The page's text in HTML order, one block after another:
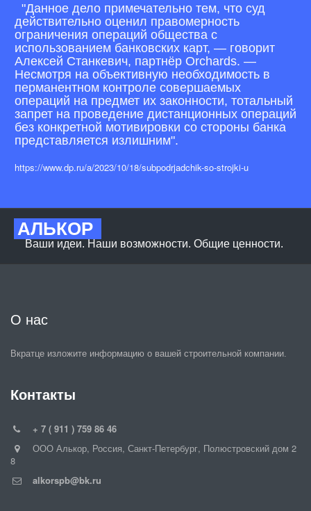
"Данное дело примечательно тем, что суд
действительно оценил правомерность
ограничения операций общества с
использованием банковских карт, — говорит
Алексей Станкевич, партнёр Orchards. —
Несмотря на объективную необходимость в
перманентном контроле совершаемых
операций на предмет их законности, тотальный
запрет на проведение дистанционных операций
без конкретной мотивировки со стороны банка
представляется излишним".
https://www.dp.ru/a/2023/10/18/subpodrjadchik-so-strojki-u
АЛЬКОР
Ваши идеи. Наши возможности. Общие ценности.
О нас
Вкратце изложите информацию о вашей строительной компании.
Контакты
+ 7 ( 911 ) 759 86 46
ООО Алькор, Россия, Санкт-Петербург, Полюстровский дом 2
8
alkorspb@bk.ru